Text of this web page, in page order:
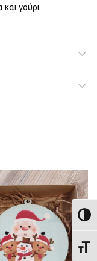
γούρι